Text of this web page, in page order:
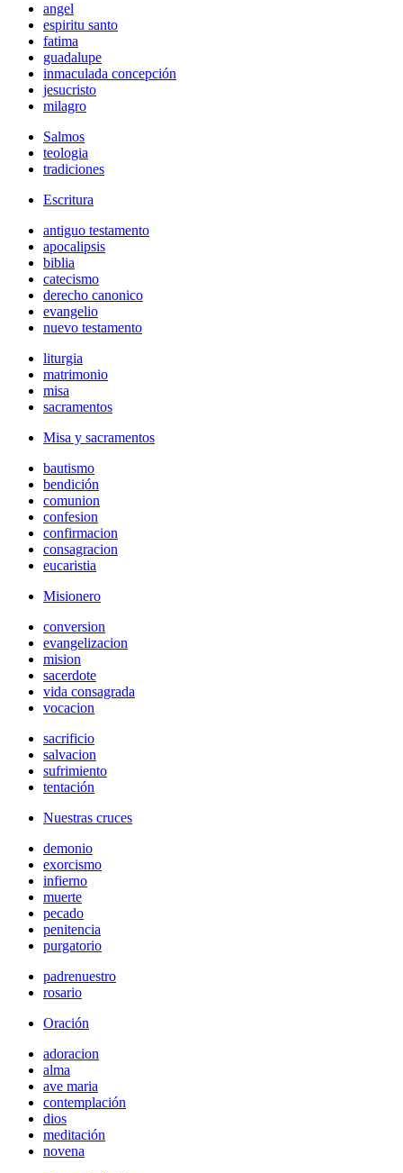
angel
espiritu santo
fatima
guadalupe
inmaculada concepción
jesucristo
milagro
Salmos
teologia
tradiciones
Escritura
antiguo testamento
apocalipsis
biblia
catecismo
derecho canonico
evangelio
nuevo testamento
liturgia
matrimonio
misa
sacramentos
Misa y sacramentos
bautismo
bendición
comunion
confesion
confirmacion
consagracion
eucaristia
Misionero
conversion
evangelizacion
mision
sacerdote
vida consagrada
vocacion
sacrificio
salvacion
sufrimiento
tentación
Nuestras cruces
demonio
exorcismo
infierno
muerte
pecado
penitencia
purgatorio
padrenuestro
rosario
Oración
adoracion
alma
ave maria
contemplación
dios
meditación
novena